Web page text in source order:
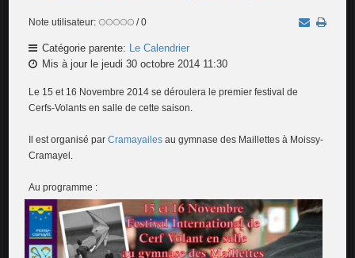
Note utilisateur: / 0
Catégorie parente: Le Calendrier
Mis à jour le jeudi 30 octobre 2014 11:30
Le 15 et 16 Novembre 2014 se déroulera le premier festival de
Cerfs-Volants en salle de cette saison.
Il est organisé parCramayailes au gymnase des Maillettes à Moissy-
Cramayel.
Au programme :